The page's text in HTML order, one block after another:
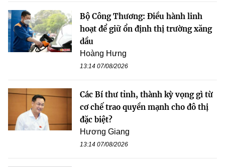
Bộ Công Thương: Điều hành linh
hoạt để giữ ổn định thị trường xăng
dầu
Hoàng Hưng
13:14 07/08/2026
Các Bí thư tỉnh, thành kỳ vọng gì từ
cơ chế trao quyền mạnh cho đô thị
đặc biệt?
Hương Giang
13:14 07/08/2026